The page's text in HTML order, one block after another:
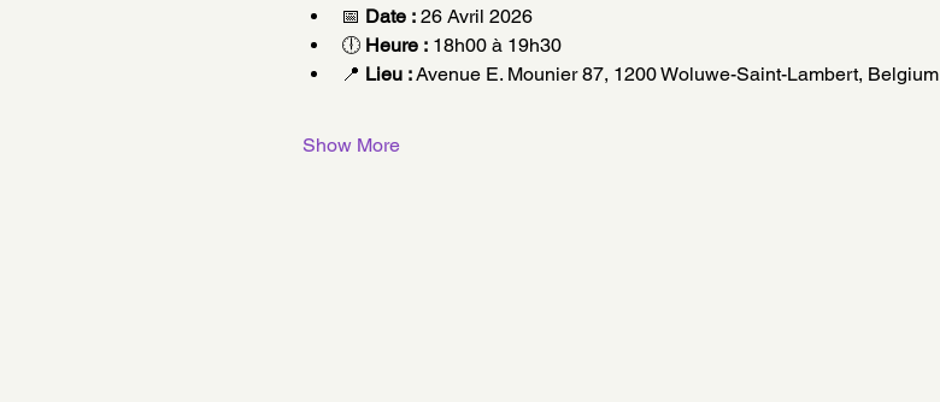
📅 Date : 26 Avril 2026
🕕 Heure : 18h00 à 19h30
📍 Lieu : Avenue E. Mounier 87, 1200 Woluwe-Saint-Lambert, Belgium
Show More